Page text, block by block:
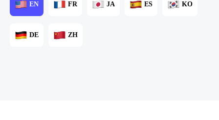
EN FR JA ES KO
DE ZH